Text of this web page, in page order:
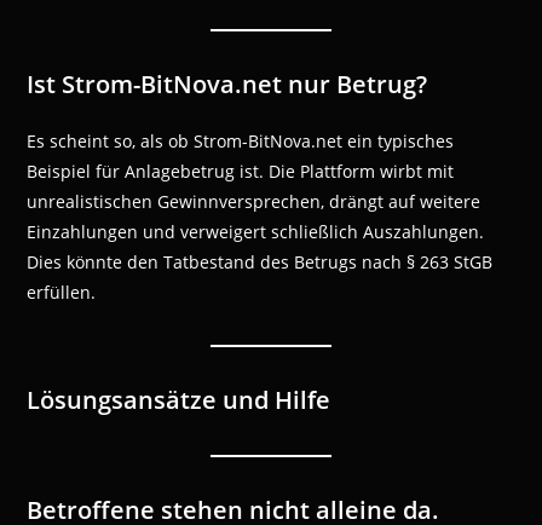
Ist Strom-BitNova.net nur Betrug?
Es scheint so, als ob Strom-BitNova.net ein typisches
Beispiel für Anlagebetrug ist. Die Plattform wirbt mit
unrealistischen Gewinnversprechen, drängt auf weitere
Einzahlungen und verweigert schließlich Auszahlungen.
Dies könnte den Tatbestand des Betrugs nach § 263 StGB
erfüllen.
Lösungsansätze und Hilfe
Betroffene stehen nicht alleine da.